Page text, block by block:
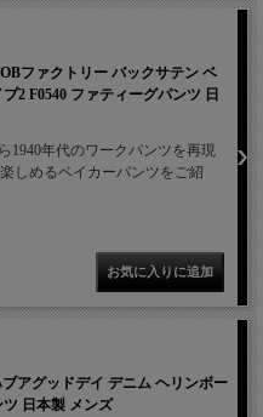
ファクトリー バックサテン ベ
2 F0540 ファティーグパンツ 日
1940年代のワークパンツを再現
しめるベイカーパンツをご紹
ブアグッドデイ デニム ヘリンボー
日本製 メンズ